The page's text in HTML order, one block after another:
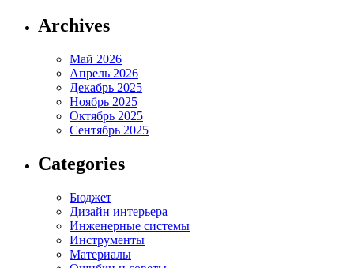
Archives
Май 2026
Апрель 2026
Декабрь 2025
Ноябрь 2025
Октябрь 2025
Сентябрь 2025
Categories
Бюджет
Дизайн интерьера
Инженерные системы
Инструменты
Материалы